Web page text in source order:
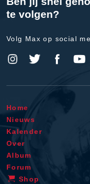
te volgen?
Volg Max op social
Home
Nieuws
Kalender
Over
Album
Forum
Shop